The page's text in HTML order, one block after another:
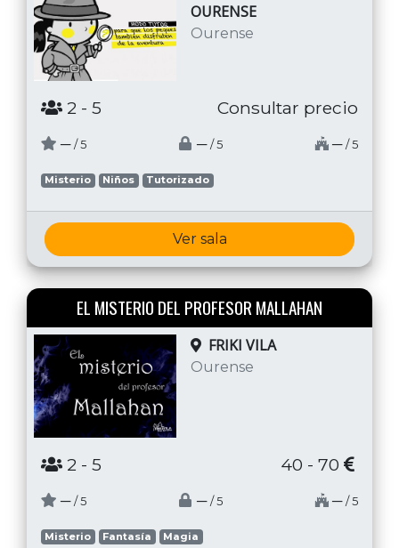
OURENSE
Ourense
2 - 5 Consultar precio
─ / 5 ─ / 5 ─ / 5
Misterio Niños Tutorizado
Ver sala
EL MISTERIO DEL PROFESOR MALLAHAN
FRIKI VILA
Ourense
2 - 5 40 - 70
─ / 5 ─ / 5 ─ / 5
Misterio Fantasía Magia